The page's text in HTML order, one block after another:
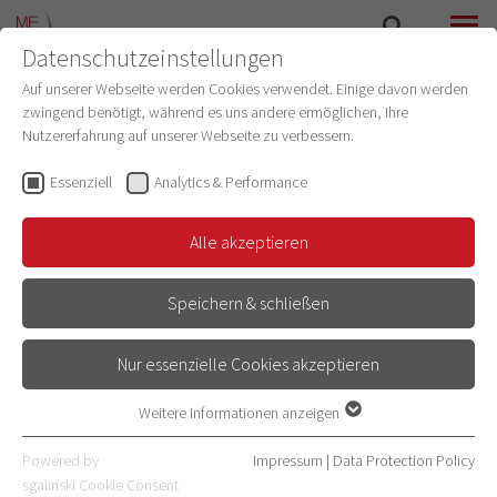
ARCHIV
VERGANGENE VORTRAGSREIHEN
Vortragsreihe
Datenschutzeinstellungen
Auf unserer Webseite werden Cookies verwendet. Einige davon werden
zwingend benötigt, während es uns andere ermöglichen, Ihre
Nutzererfahrung auf unserer Webseite zu verbessern.
Essenziell Analytics & Performance
Alle akzeptieren
Speichern & schließen
Nur essenzielle Cookies akzeptieren
Essenzielle Cookies werden für grundlegende Funktionen der
Webseite benötigt. Dadurch ist gewährleistet, dass die Webseite
Weitere Informationen anzeigen
Powered by
sgalinski Cookie Consent
Impressum | Data Protection Policy